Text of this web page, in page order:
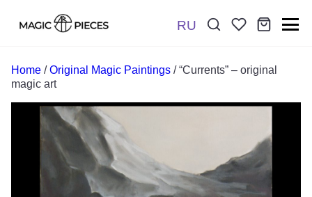
RU
Отправить
Home /Original Magic Paintings / “Currents” – original
magic art